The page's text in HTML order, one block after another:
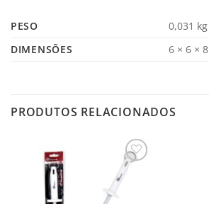
PESO
0,031 kg
DIMENSÕES
6 × 6 ×
PRODUTOS RELACIONADOS
Salvar